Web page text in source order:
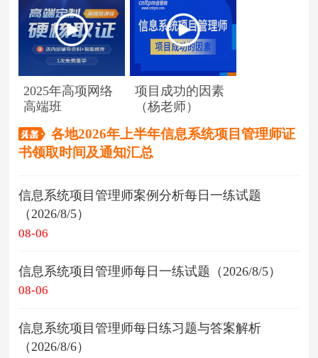
2025年高项网络
高端班
项目成功的因素
（杨老师）
各地2026年上半年信息系统项目管理师证
书领取时间及通知汇总
信息系统项目管理师案例分析每日一练试题
（2026/8/5）
08-06
信息系统项目管理师每日一练试题（2026/8/5）
08-06
信息系统项目管理师每日练习题与答案解析
（2026/8/6）